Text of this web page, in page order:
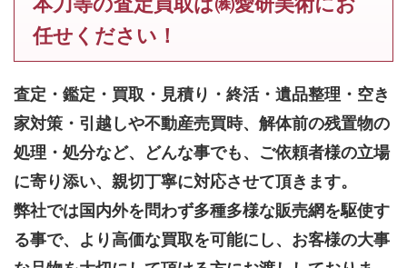
任せください！
査定・鑑定・買取・見積り・終活・遺品整理・空き
家対策・引越しや不動産売買時、解体前の残置物の
処理・処分など、どんな事でも、 ご依頼者様の立場
に寄り添い、親切丁寧に対応させて頂きます。
弊社では国内外を問わず多種多様な販売網を駆使す
る事で、より高価な買取を可能にし、お客様の大事